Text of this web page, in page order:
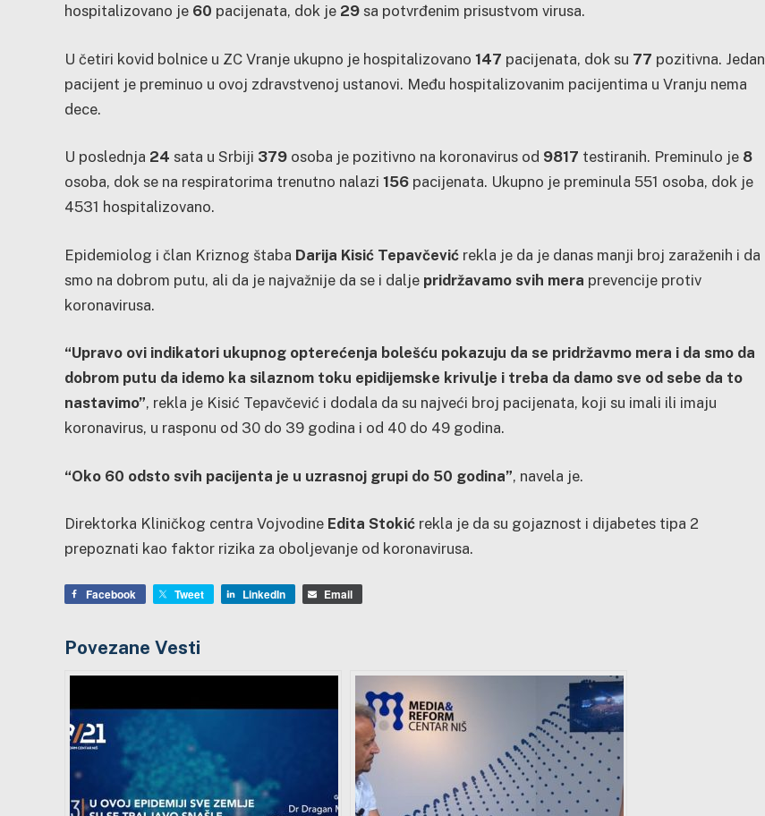
hospitalizovano je 60 pacijenata, dok je 29 sa potvrđenim prisustvom virusa.
U četiri kovid bolnice u ZC Vranje ukupno je hospitalizovano 147 pacijenata, dok su 77 pozitivna. Jedan
pacijent je preminuo u ovoj zdravstvenoj ustanovi. Među hospitalizovanim pacijentima u Vranju nema
dece.
U poslednja 24 sata u Srbiji 379 osoba je pozitivno na koronavirus od 9817 testiranih. Preminulo je 8
osoba, dok se na respiratorima trenutno nalazi 156 pacijenata. Ukupno je preminula 551 osoba, dok je
4531 hospitalizovano.
Epidemiolog i član Kriznog štaba Darija Kisić Tepavčević rekla je da je danas manji broj zaraženih i da
smo na dobrom putu, ali da je najvažnije da se i dalje pridržavamo svih mera prevencije protiv
koronavirusa.
“Upravo ovi indikatori ukupnog opterećenja bolešću pokazuju da se pridržavmo mera i da smo da
dobrom putu da idemo ka silaznom toku epidijemske krivulje i treba da damo sve od sebe da to
nastavimo”, rekla je Kisić Tepavčević i dodala da su najveći broj pacijenata, koji su imali ili imaju
koronavirus, u rasponu od 30 do 39 godina i od 40 do 49 godina.
“Oko 60 odsto svih pacijenta je u uzrasnoj grupi do 50 godina”, navela je.
Direktorka Kliničkog centra Vojvodine Edita Stokić rekla je da su gojaznost i dijabetes tipa 2
prepoznati kao faktor rizika za oboljevanje od koronavirusa.
Facebook Tweet LinkedIn Email
Povezane Vesti